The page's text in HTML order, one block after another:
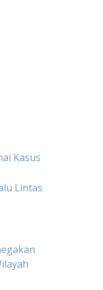
Kasus
Lintas